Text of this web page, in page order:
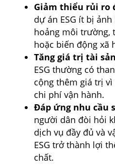
Giảm thiểu rủi ro
dự án ESG ít bị
hoảng môi trường,
hoặc biến động xã
Tăng giá trị tài sản
ESG thường có
cộng thêm giá trị
chi phí vận hành.
Đáp ứng nhu cầu
người dân đòi hỏi
dịch vụ đầy đủ và
ESG trở thành lợi
chất.